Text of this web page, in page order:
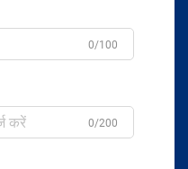
0/100
0/200